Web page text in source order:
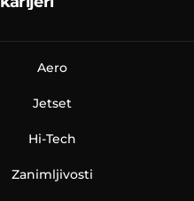
Aero
Jetset
Hi-Tech
Zanimljivosti